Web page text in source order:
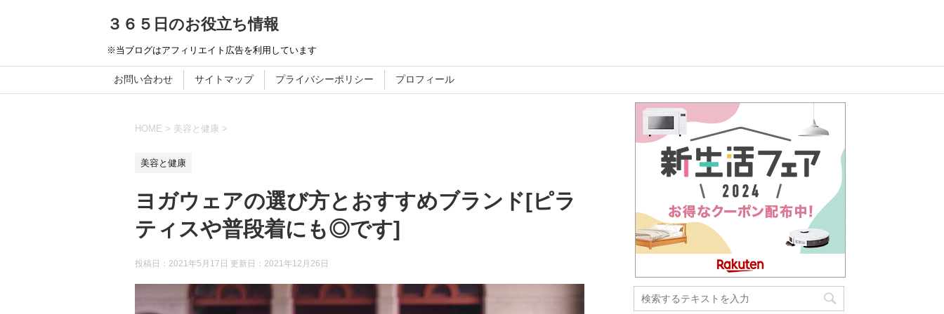
３６５日のお役立ち情報
※当ブログはアフィリエイト広告を利用しています
お問い合わせ サイトマップ プライバシーポリシー プロフィール
HOME > 美容と健康 >
美容と健康
ヨガウェアの選び方とおすすめブランド[ピラ
ティスや普段着にも◎です]
投稿日：2021年5月17日 更新日： 2021年12月26日